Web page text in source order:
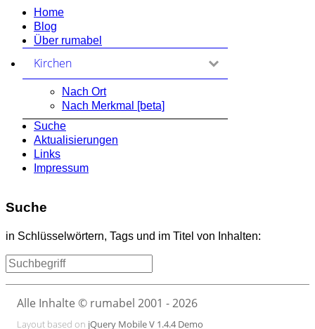
Home
Blog
Über rumabel
Kirchen
Nach Ort
Nach Merkmal [beta]
Suche
Aktualisierungen
Links
Impressum
Suche
in Schlüsselwörtern, Tags und im Titel von Inhalten:
Alle Inhalte © rumabel 2001 - 2026
Layout based on jQuery Mobile V 1.4.4 Demo